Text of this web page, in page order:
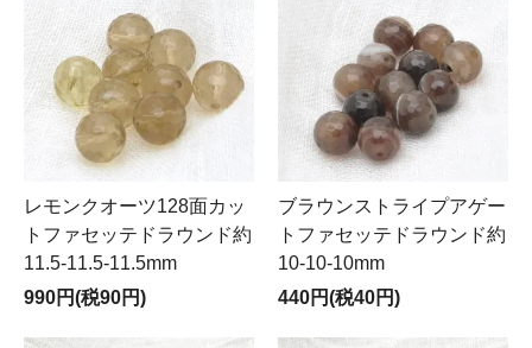
レモンクオーツ128面カッ
トファセッテドラウンド約
11.5-11.5-11.5mm
990円(税90円)
ブラウンストライプアゲー
トファセッテドラウンド約
10-10-10mm
440円(税40円)